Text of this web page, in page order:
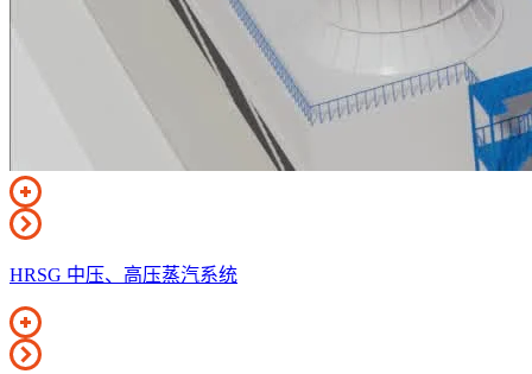
HRSG 中压、高压蒸汽系统